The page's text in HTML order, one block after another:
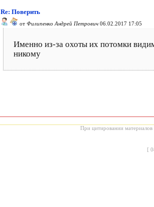
Re: Поверить
от Филипенко Андрей Петрович 06.02.2017 17:05
Именно из-за охоты их потомки
никому
При цитировании материалов
[